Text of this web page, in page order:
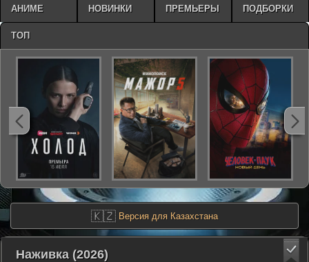
🇰🇿 Версия для Казахстана
Наживка (2026)
АНИМЕ НОВИНКИ ПРЕМЬЕРЫ ПОДБОРКИ
ТОП